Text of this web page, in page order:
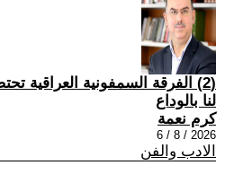
(2) الفرقة السمفونية العراقية
لنا بالوداع
كرم نعمة
2026 / 8 / 6
الادب والفن